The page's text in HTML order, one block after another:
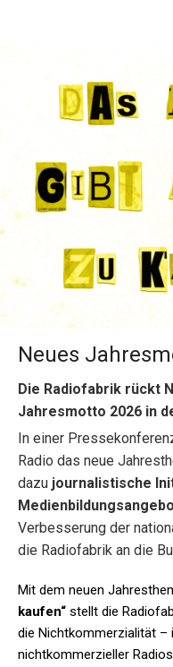
Neues
Die Radiofabrik rückt
Jahresmotto 2026 in
In einer
Radio das neue
dazu journalistische
Verbesserung der
die Radiofabrik an die
Mit dem neuen
kaufen“ stellt die
die Nichtkommerzialität –
nichtkommerzieller